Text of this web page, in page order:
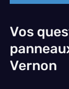
Vos
Vernon